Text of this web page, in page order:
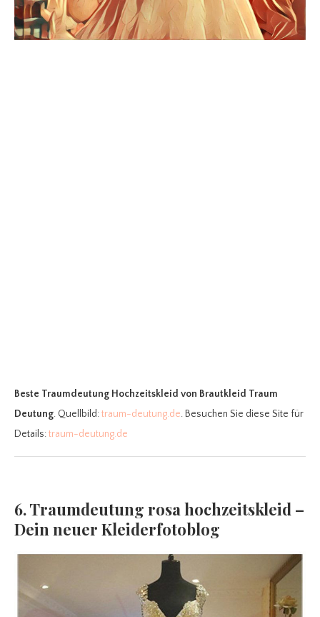
Beste Traumdeutung Hochzeitskleid von Brautkleid Traum
Deutung. Quellbild:traum-deutung.de. Besuchen Sie diese Site für
Details:traum-deutung.de
6. Traumdeutung rosa hochzeitskleid –
Dein neuer Kleiderfotoblog